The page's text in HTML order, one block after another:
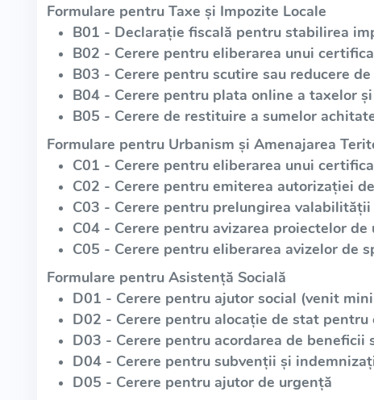
Formulare pentru Taxe și Impozite Locale
B01 - Declarație fiscală pentru stabilirea
B02 - Cerere pentru eliberarea unui
B03 - Cerere pentru scutire sau reducere
B04 - Cerere pentru plata online a taxelor
B05 - Cerere de restituire a sumelor
Formulare pentru Urbanism și Amenajarea
C01 - Cerere pentru eliberarea unui
C02 - Cerere pentru emiterea autorizației
C03 - Cerere pentru prelungirea
C04 - Cerere pentru avizarea proiectelor de
C05 - Cerere pentru eliberarea avizelor de
Formulare pentru Asistență Socială
D01 - Cerere pentru ajutor social (venit
D02 - Cerere pentru alocație de stat pentru
D03 - Cerere pentru acordarea de beneficii
D04 - Cerere pentru subvenții și
D05 - Cerere pentru ajutor de urgență